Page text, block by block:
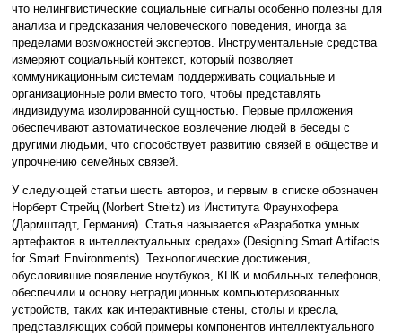
что нелингвистические социальные сигналы особенно полезны для
анализа и предсказания человеческого поведения, иногда за
пределами возможностей экспертов. Инструментальные средства
измеряют социальный контекст, который позволяет
коммуникационным системам поддерживать социальные и
организационные роли вместо того, чтобы представлять
индивидуума изолированной сущностью. Первые приложения
обеспечивают автоматическое вовлечение людей в беседы с
другими людьми, что способствует развитию связей в обществе и
упрочнению семейных связей.
У следующей статьи шесть авторов, и первым в списке обозначен
Норберт Стрейц (Norbert Streitz) из Института Фраунхофера
(Дармштадт, Германия). Статья называется «Разработка умных
артефактов в интеллектуальных средах» (Designing Smart Artifacts
for Smart Environments). Технологические достижения,
обусловившие появление ноутбуков, КПК и мобильных телефонов,
обеспечили и основу нетрадиционных компьютеризованных
устройств, таких как интерактивные стены, столы и кресла,
представляющих собой примеры компонентов интеллектуального